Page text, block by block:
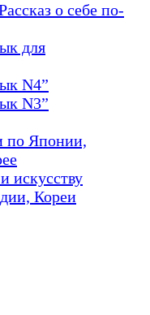
о себе по-
для
N4”
N3”
по Японии,
искусству
Кореи